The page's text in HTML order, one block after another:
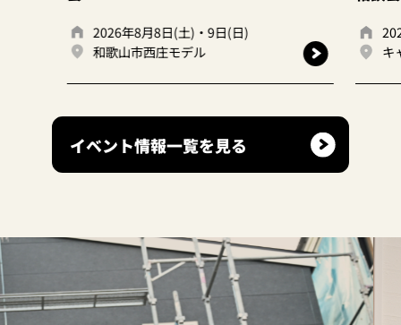
2026年8月8日(土)・9日(日)
和歌山市西庄モデル
2026年8
キャンデ
イベント情報一覧を見る